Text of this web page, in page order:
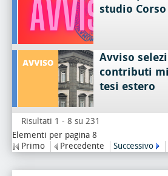
studio Corso
Avviso
contributi
tesi estero
Risultati 1 - 8 su 231
Elementi per pagina 8
Primo
Precedente Successivo